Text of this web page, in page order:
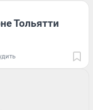
Тольятти